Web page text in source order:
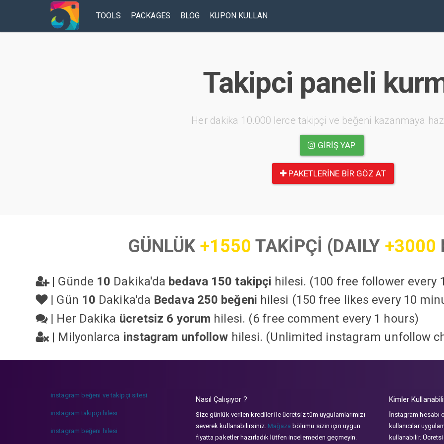
TOOLS PACKAGES BLOG KUPON KULLAN
Takipci paneli
Her dakika 10.000 lerce takipçi ve beğeni kazanmaya
GIRIŞ YAP
PAKETLERINE BIR GÖZ AT
GÜNLÜK +1550 TAKİPÇİ (DAILY +3000
| Günde 10 Dakika'da bedava 150 takipçi hilesi. (100 free follower every
| Gün 10 Dakika'da Bedava 250 beğeni hilesi (150 free likes every 10
| Her Dakika ücretsiz 6 yorum hilesi. (6 free comment every 1 hours)
| Milyonlarca instagram unfollow hilesi. (Unlimited instagram unfollow
instagram beğeni ve takipçi sitesi
instagram takipçi hilesi
instagram beğeni hilesi
Nasıl Çalışıyor ?
Size günlük verilen krediler ile ücretsiz tüm uygulamlarımızı
severek kullanabilirsiniz. Mağaza bölümü sizin için uygun
fiyatta paketler hazırladık lütfen incelemeden geçmeyin.
Kimler
İnstagram hesabı
kullanıcılar
kullanabilir.